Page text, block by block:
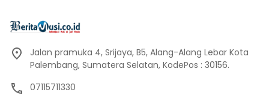
Jalan pramuka 4, Srijaya, B5, Alang-Alang Lebar Kota
Palembang, Sumatera Selatan, KodePos : 30156.
07115711330